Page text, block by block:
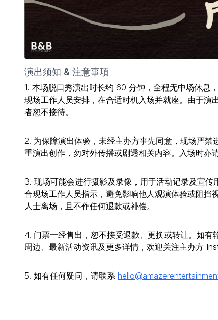
演出须知 & 注意事項
1. 本场脱口秀演出时长约 60 分钟，全程无中场休息
现场工作人员安排，在合适时机入场并就座。由于演
者恕不接待。
2. 为保障演出体验，未经主办方事先同意，现场严
重演出创作，勿对外传播或剧透相关内容。入场时亦
3. 现场可能会进行摄影及录像，用于活动记录及宣
合现场工作人员指示，避免影响他人观演体验或阻
人士离场，且不作任何退款或补偿。
4. 门票一经售出，恕不接受退款、更换或转让。如
周边、最新活动资讯及更多详情，欢迎关注主办方
5. 如有任何疑问，请联系